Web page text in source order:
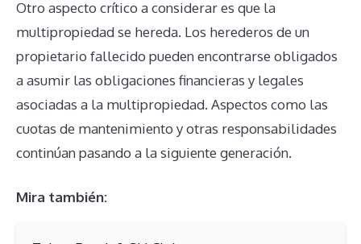
Otro aspecto crítico a considerar es que la
multipropiedad se hereda. Los herederos de un
propietario fallecido pueden encontrarse obligados
a asumir las obligaciones financieras y legales
asociadas a la multipropiedad. Aspectos como las
cuotas de mantenimiento y otras responsabilidades
continúan pasando a la siguiente generación.
Mira también: